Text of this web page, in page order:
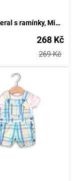
Dětský overal s ramínky, Minoti, citronový 6, modrý - velikost 86/92 | 18-24 měsíců
268 Kč
269 Kč